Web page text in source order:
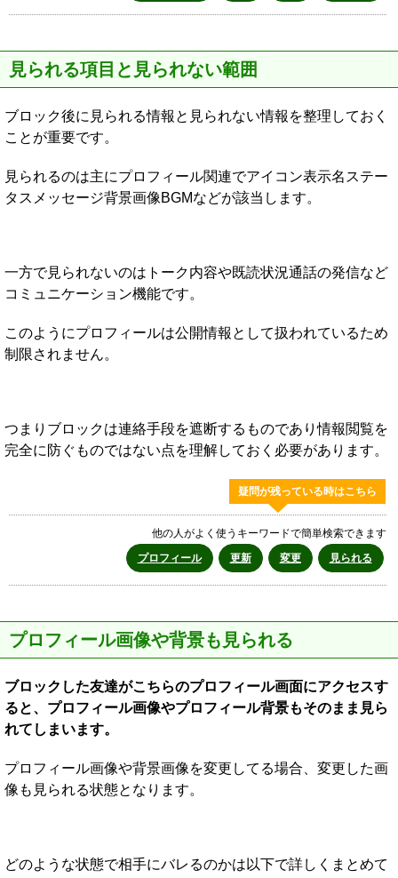
見られる項目と見られない範囲
ブロック後に見られる情報と見られない情報を整理しておく
ことが重要です。
見られるのは主にプロフィール関連でアイコン表示名ステー
タスメッセージ背景画像BGMなどが該当します。
一方で見られないのはトーク内容や既読状況通話の発信など
コミュニケーション機能です。
このようにプロフィールは公開情報として扱われているため
制限されません。
つまりブロックは連絡手段を遮断するものであり情報閲覧を
完全に防ぐものではない点を理解しておく必要があります。
疑問が残っている時はこちら
他の人がよく使うキーワードで簡単検索できます
プロフィール
更新 変更 見られる
プロフィール画像や背景も見られる
ブロックした友達がこちらのプロフィール画面にアクセスす
ると、プロフィール画像やプロフィール背景もそのまま見ら
れてしまいます。
プロフィール画像や背景画像を変更してる場合、変更した画
像も見られる状態となります。
どのような状態で相手にバレるのかは以下で詳しくまとめて